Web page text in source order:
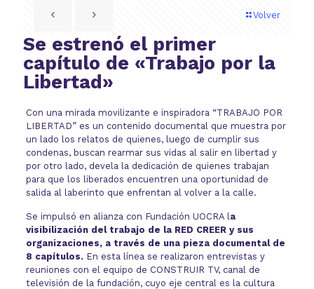
Volver
Se estrenó el primer
capítulo de «Trabajo por la
Libertad»
Con una mirada movilizante e inspiradora “TRABAJO POR
LIBERTAD” es un contenido documental que muestra por
un lado los relatos de quienes, luego de cumplir sus
condenas, buscan rearmar sus vidas al salir en libertad y
por otro lado, devela la dedicación de quienes trabajan
para que los liberados encuentren una oportunidad de
salida al laberinto que enfrentan al volver a la calle.
Se impulsó en alianza con Fundación UOCRA la
visibilización del trabajo de la RED CREER y sus
organizaciones, a través de una pieza documental de
8 capítulos.En esta línea se realizaron entrevistas y
reuniones con el equipo de CONSTRUIR TV, canal de
televisión de la fundación, cuyo eje central es la cultura